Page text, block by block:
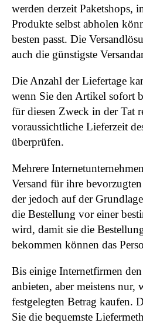
werden derzeit Paketshops,
Produkte selbst abholen
besten passt. Die
auch die günstigste
Die Anzahl der Liefertage
wenn Sie den Artikel sofort
für diesen Zweck in der Tat
voraussichtliche Lieferzeit
überprüfen.
Mehrere
Versand für ihre
der jedoch auf der
die Bestellung vor einer
wird, damit sie die
bekommen können das
Bis einige Internetfirmen
anbieten, aber meistens nur,
festgelegten Betrag kaufen.
Sie die bequemste